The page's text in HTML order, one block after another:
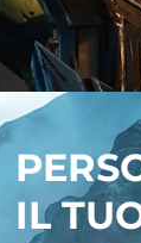
IL